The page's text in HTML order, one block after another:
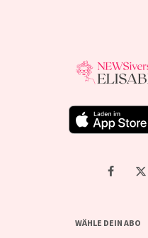
WÄHLE DEIN ABO